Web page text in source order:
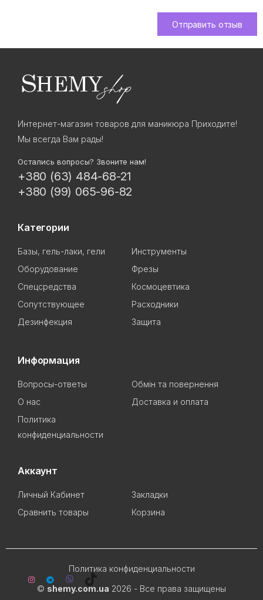
Отправить отзыв
Интернет-магазин товаров для маникюра Приходите!
Мы всегда Вам рады!
Остались вопросы? Звоните нам!
+380 (63) 484-68-21
+380 (99) 065-96-82
Категории
Базы, гель-лаки, гели
Инструменты
Оборудование
Фрезы
Спецсредства
Космоцевтика
Сопутствующее
Расходники
Дезинфекция
Защита
Информация
Вопросы-ответы
Обмін та повернення
О нас
Доставка и оплата
Политика
конфиденциальности
Аккаунт
Личный Кабинет
Закладки
Сравнить товары
Корзина
© shemy.com.ua 2026 - Все права защищены
Политика конфиденциальности